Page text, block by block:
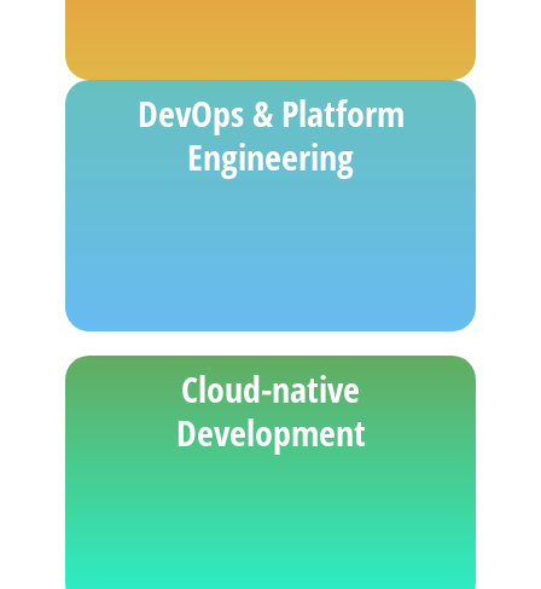
DevOps & Platform
Engineering
Cloud-native
Development